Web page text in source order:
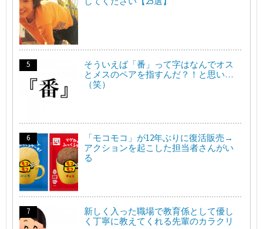
そういえば「番」って字はなんでオス
とメスのペアを指すんだ？！と思い…
（笑）
「モコモコ」が12年ぶりに復活販売→
アクションを起こした担当者さんがい
る
新しく入った職場で教育係として優し
く丁寧に教えてくれる先輩のカラクリ